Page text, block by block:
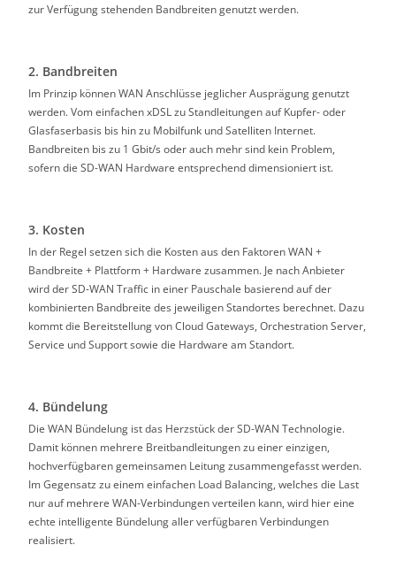
zur Verfügung stehenden Bandbreiten genutzt werden.
2. Bandbreiten
Im Prinzip können WAN Anschlüsse jeglicher Ausprägung genutzt
werden. Vom einfachen xDSL zu Standleitungen auf Kupfer- oder
Glasfaserbasis bis hin zu Mobilfunk und Satelliten Internet.
Bandbreiten bis zu 1 Gbit/s oder auch mehr sind kein Problem,
sofern die SD-WAN Hardware entsprechend dimensioniert ist.
3. Kosten
In der Regel setzen sich die Kosten aus den Faktoren WAN +
Bandbreite + Plattform + Hardware zusammen. Je nach Anbieter
wird der SD-WAN Traffic in einer Pauschale basierend auf der
kombinierten Bandbreite des jeweiligen Standortes berechnet. Dazu
kommt die Bereitstellung von Cloud Gateways, Orchestration Server,
Service und Support sowie die Hardware am Standort.
4. Bündelung
Die WAN Bündelung ist das Herzstück der SD-WAN Technologie.
Damit können mehrere Breitbandleitungen zu einer einzigen,
hochverfügbaren gemeinsamen Leitung zusammengefasst werden.
Im Gegensatz zu einem einfachen Load Balancing, welches die Last
nur auf mehrere WAN-Verbindungen verteilen kann, wird hier eine
echte intelligente Bündelung aller verfügbaren Verbindungen
realisiert.